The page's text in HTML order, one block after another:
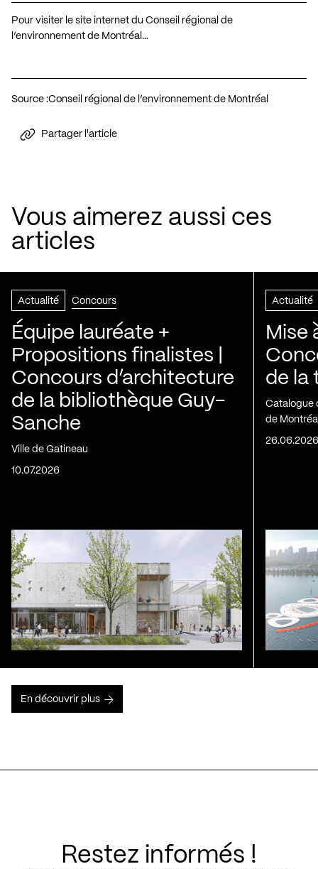
Pour visiter le site internet du Conseil régional de
l’environnement de Montréal…
Source :Conseil régional de l’environnement de Montréal
Partager l'article
Vous aimerez aussi ces
articles
Actualité Concours
Équipe lauréate +
Propositions finalistes |
Concours d’architecture
de la bibliothèque Guy-
Sanche
Ville de Gatineau
10.07.2026
Actualité
Mise
de la
Catalogue
de
En découvrir plus
Restez informés !